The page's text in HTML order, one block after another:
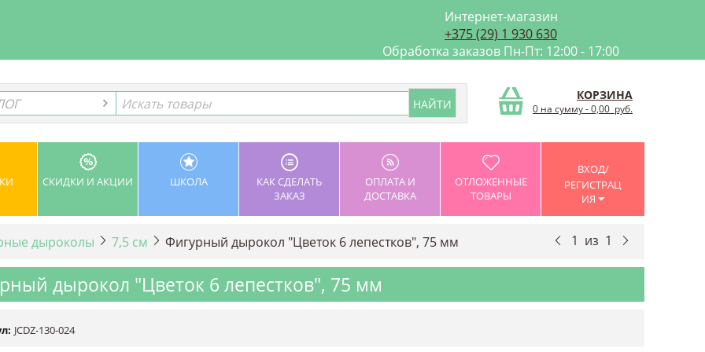
Интернет-магазин
+375 (29) 1 930 630
Обработка заказов Пн-Пт: 12:00 - 17:00
КОРЗИНА
0 на сумму-0,00 руб.
СКИДКИ И АКЦИИ ШКОЛА
КАК СДЕЛАТЬ
ЗАКАЗ
ОПЛАТА И
ДОСТАВКА
ОТЛОЖЕННЫЕ
ТОВАРЫ
ВХОД/
РЕГИСТРАЦ
ИЯ
дыроколы 7,5 см Фигурный дырокол "Цветок 6 лепестков", 75 мм 1 из 1
дырокол "Цветок 6 лепестков", 75 мм
JCDZ-130-024